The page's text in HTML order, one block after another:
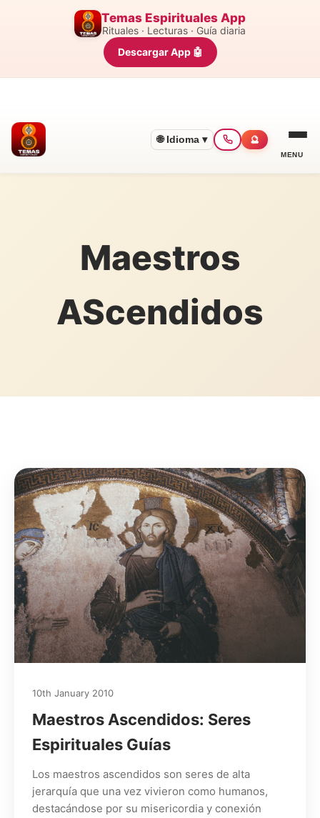
Temas Espirituales App
Rituales · Lecturas · Guía diaria
Descargar App 🤖
🌐 Idioma ▾ 🔮
MENU
Maestros
AScendidos
10th January 2010
Maestros Ascendidos: Seres
Espirituales Guías
Los maestros ascendidos son seres de alta
jerarquía que una vez vivieron como humanos,
destacándose por su misericordia y conexión